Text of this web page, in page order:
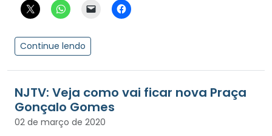
Continue lendo
NJTV: Veja como vai ficar nova Praça
Gonçalo Gomes
02 de março de 2020